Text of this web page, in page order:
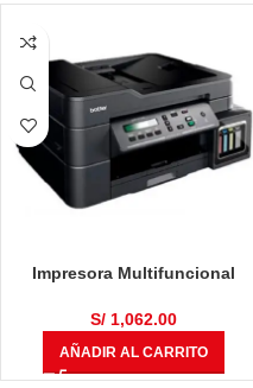
Impresora Multifuncional
S/1,062.00
AÑADIR AL CARRITO